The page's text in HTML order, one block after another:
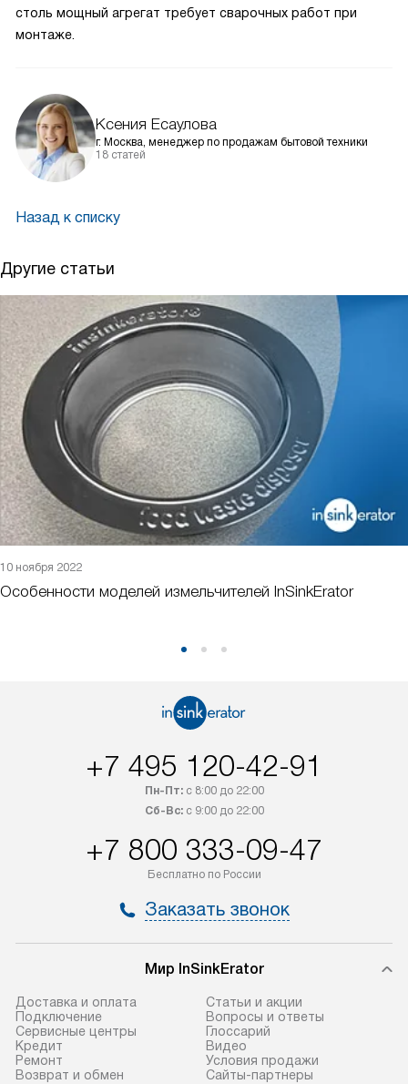
столь мощный агрегат требует сварочных работ при
монтаже.
Ксения Есаулова
г. Москва, менеджер по продажам бытовой техники
18 статей
Назад к списку
Другие статьи
10 ноября 2022
Особенности моделей измельчителей InSinkErator
+7 495 120-42-91
Пн-Пт:с 8:00 до 22:00
Сб-Вс:с 9:00 до 22:00
+7 800 333-09-47
Бесплатно по России
Заказать звонок
Мир InSinkErator
Доставка и оплата
Подключение
Сервисные центры
Кредит
Ремонт
Возврат и обмен
Статьи и акции
Вопросы и ответы
Глоссарий
Видео
Условия продажи
Сайты-партнеры